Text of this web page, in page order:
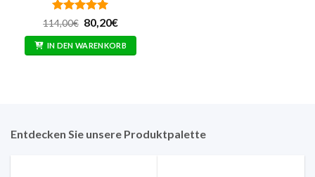
Bewertet
5
114,00€ Ursprünglicher
Preis
war:
114,00€
80,20€Aktueller
ist:
80,20€.
IN DEN WARENKORB
Entdecken Sie unsere Produktpalette